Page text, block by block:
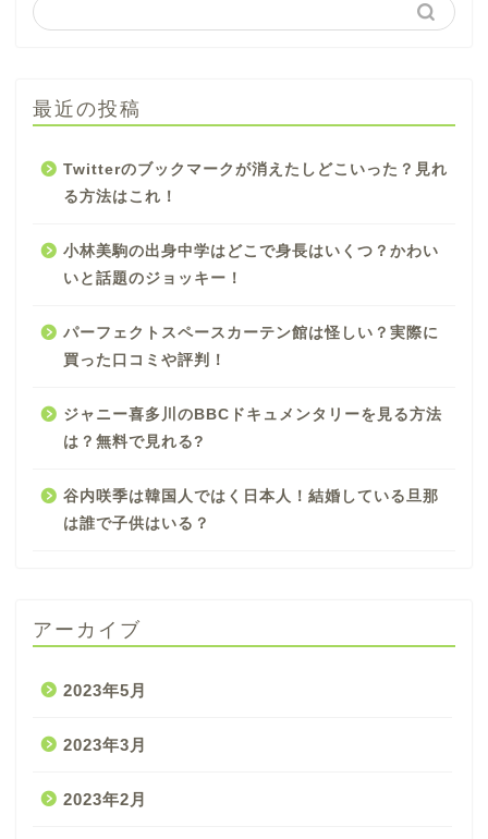
最近の投稿
Twitterのブックマークが消えたしどこいった？見れ
る方法はこれ！
小林美駒の出身中学はどこで身長はいくつ？かわい
いと話題のジョッキー！
パーフェクトスペースカーテン館は怪しい？実際に
買った口コミや評判！
ジャニー喜多川のBBCドキュメンタリーを見る方法
は？無料で見れる?
谷内咲季は韓国人ではく日本人！結婚している旦那
は誰で子供はいる？
アーカイブ
2023年5月
2023年3月
2023年2月